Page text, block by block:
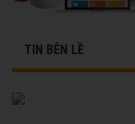
TIN BÊN LỀ